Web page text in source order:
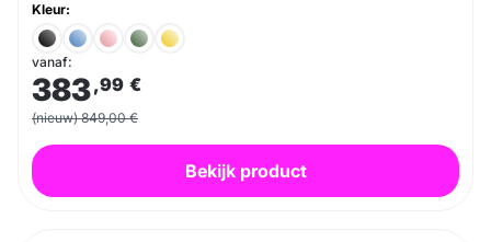
Kleur:
vanaf:
383,99 €
(nieuw) 849,00 €
Bekijk product